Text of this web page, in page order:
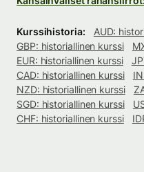
Kurssihistoria:
AUD:
GBP: historiallinen kurssi
EUR: historiallinen kurssi
CAD: historiallinen kurssi
NZD: historiallinen kurssi
SGD: historiallinen kurssi
CHF: historiallinen kurssi